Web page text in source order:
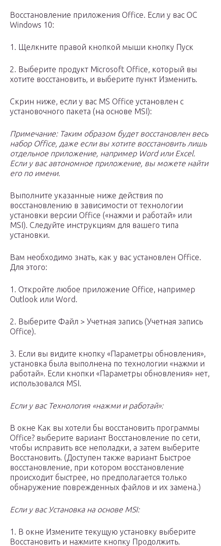
Восстановление приложения Office. Если у вас ОС
Windows 10:
1. Щелкните правой кнопкой мыши кнопку Пуск
2. Выберите продукт Microsoft Office, который вы
хотите восстановить, и выберите пункт Изменить.
Скрин ниже, если у вас MS Office установлен с
установочного пакета (на основе MSI):
Примечание: Таким образом будет восстановлен весь
набор Office, даже если вы хотите восстановить лишь
отдельное приложение, например Word или Excel.
Если у вас автономное приложение, вы можете найти
его по имени.
Выполните указанные ниже действия по
восстановлению в зависимости от технологии
установки версии Office («нажми и работай» или
MSI). Следуйте инструкциям для вашего типа
установки.
Вам необходимо знать, как у вас установлен Office.
Для этого:
1. Откройте любое приложение Office, например
Outlook или Word.
2. Выберите Файл > Учетная запись (Учетная запись
Office).
3. Если вы видите кнопку «Параметры обновления»,
установка была выполнена по технологии «нажми и
работай». Если кнопки «Параметры обновления» нет,
использовался MSI.
Если у вас Технология «нажми и работай»:
В окне Как вы хотели бы восстановить программы
Office? выберите вариант Восстановление по сети,
чтобы исправить все неполадки, а затем выберите
Восстановить. (Доступен также вариант Быстрое
восстановление, при котором восстановление
происходит быстрее, но предполагается только
обнаружение поврежденных файлов и их замена.)
Если у вас Установка на основе MSI:
1. В окне Измените текущую установку выберите
Восстановить и нажмите кнопку Продолжить.